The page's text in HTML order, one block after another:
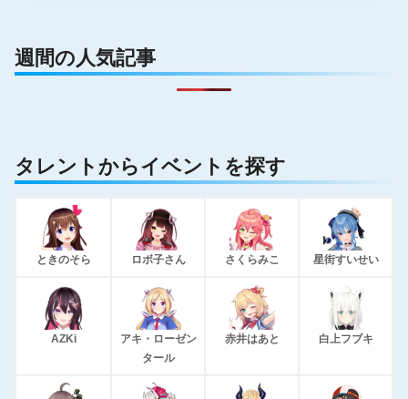
週間の人気記事
タレントからイベントを探す
ときのそら ロボ子さん さくらみこ 星街すいせい
AZKi
アキ・ローゼン
タール
赤井はあと 白上フブキ